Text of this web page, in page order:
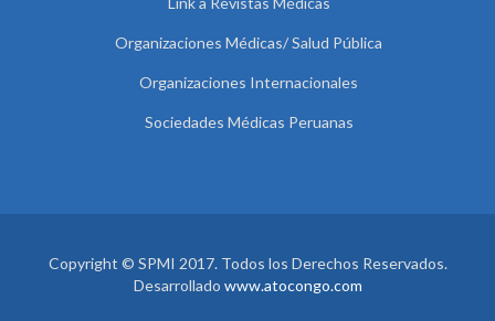
Organizaciones Médicas/ Salud Pública
Organizaciones Internacionales
Sociedades Médicas Peruanas
Copyright © SPMI 2017. Todos los Derechos Reservados.
Desarrollado www.atocongo.com